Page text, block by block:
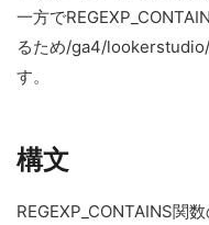
一方で
るため/ga4/
す。
構文
REGEXP_CONTAINS関